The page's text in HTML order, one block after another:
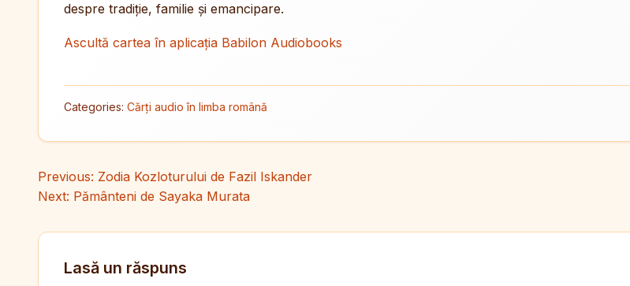
despre tradiție, familie și emancipare.
Ascultă cartea în aplicația Babilon Audiobooks
Categories: Cărți audio în limba română
Navigare în articole
Previous: Zodia Kozloturului de Fazil Iskander
Next: Pământeni de Sayaka Murata
Lasă un răspuns